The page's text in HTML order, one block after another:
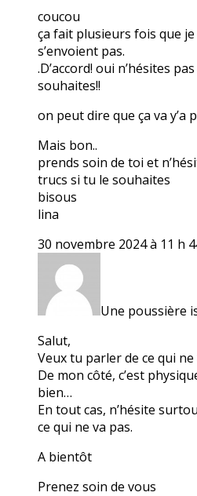
coucou
ça fait plusieurs fois que je
s’envoient pas.
.D’accord! oui n’hésites
souhaites!!
on peut dire que ça va y’a
Mais bon..
prends soin de toi et
trucs si tu le souhaites
bisous
lina
30 novembre 2024 à 11 h
Une poussière
Salut,
Veux tu parler de ce qui ne
De mon côté, c’est
bien…
En tout cas, n’hésite
ce qui ne va pas.
A bientôt
Prenez soin de vous